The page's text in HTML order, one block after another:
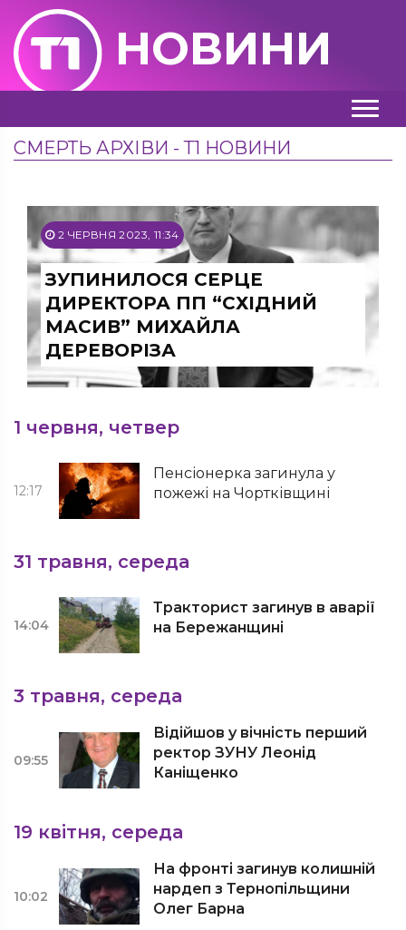
НОВИНИ
СМЕРТЬ АРХІВИ - Т1 НОВИНИ
2 ЧЕРВНЯ 2023, 11:34
ЗУПИНИЛОСЯ СЕРЦЕ
ДИРЕКТОРА ПП “СХІДНИЙ
МАСИВ” МИХАЙЛА
ДЕРЕВОРІЗА
1 червня, четвер
12:17
Пенсіонерка загинула у
пожежі на Чортківщині
31 травня, середа
14:04
Тракторист загинув в аварії
на Бережанщині
3 травня, середа
09:55
Відійшов у вічність перший
ректор ЗУНУ Леонід
Каніщенко
19 квітня, середа
10:02
На фронті загинув колишній
нардеп з Тернопільщини
Олег Барна